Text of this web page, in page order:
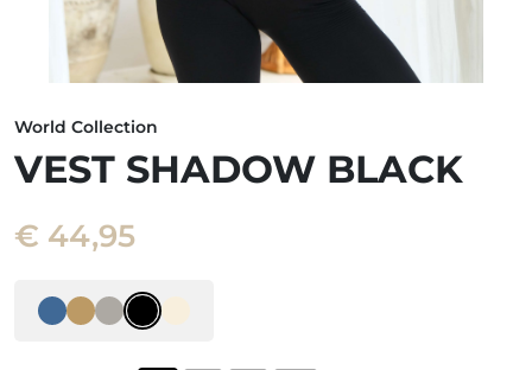
World Collection
VEST SHADOW BLACK
€ 44,95